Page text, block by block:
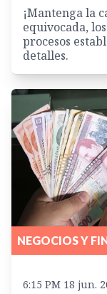
¡Mantenga la
equivocada,
procesos
detalles.
NEGOCIOS Y
6:15 PM 18 jun.